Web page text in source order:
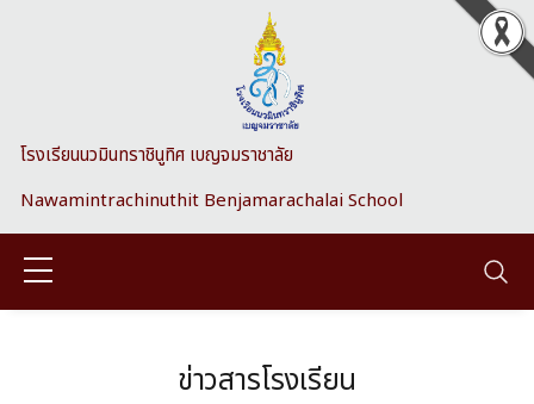
โรงเรียนนวมินทราชินูทิศ เบญจมราชาลัย
Nawamintrachinuthit Benjamarachalai School
ข่าวสารโรงเรียน